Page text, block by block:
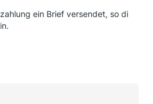
ein Brief versendet, so di